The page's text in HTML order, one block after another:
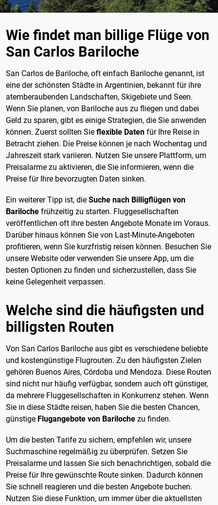
Wie findet man billige Flüge von
San Carlos Bariloche
San Carlos de Bariloche, oft einfach Bariloche genannt, ist
eine der schönsten Städte in Argentinien, bekannt für ihre
atemberaubenden Landschaften, Skigebiete und Seen.
Wenn Sie planen, von Bariloche aus zu fliegen und dabei
Geld zu sparen, gibt es einige Strategien, die Sie anwenden
können. Zuerst sollten Sie flexible Daten für Ihre Reise in
Betracht ziehen. Die Preise können je nach Wochentag und
Jahreszeit stark variieren. Nutzen Sie unsere Plattform, um
Preisalarme zu aktivieren, die Sie informieren, wenn die
Preise für Ihre bevorzugten Daten sinken.
Ein weiterer Tipp ist, die Suche nach Billigflügen von
Bariloche frühzeitig zu starten. Fluggesellschaften
veröffentlichen oft ihre besten Angebote Monate im Voraus.
Darüber hinaus können Sie von Last-Minute-Angeboten
profitieren, wenn Sie kurzfristig reisen können. Besuchen Sie
unsere Website oder verwenden Sie unsere App, um die
besten Optionen zu finden und sicherzustellen, dass Sie
keine Gelegenheit verpassen.
Welche sind die häufigsten und
billigsten Routen
Von San Carlos Bariloche aus gibt es verschiedene beliebte
und kostengünstige Flugrouten. Zu den häufigsten Zielen
gehören Buenos Aires, Córdoba und Mendoza. Diese Routen
sind nicht nur häufig verfügbar, sondern auch oft günstiger,
da mehrere Fluggesellschaften in Konkurrenz stehen. Wenn
Sie in diese Städte reisen, haben Sie die besten Chancen,
günstige Flugangebote von Bariloche zu finden.
Um die besten Tarife zu sichern, empfehlen wir, unsere
Suchmaschine regelmäßig zu überprüfen. Setzen Sie
Preisalarme und lassen Sie sich benachrichtigen, sobald die
Preise für Ihre gewünschte Route sinken. Dadurch können
Sie schnell reagieren und die besten Angebote buchen.
Nutzen Sie diese Funktion, um immer über die aktuellsten